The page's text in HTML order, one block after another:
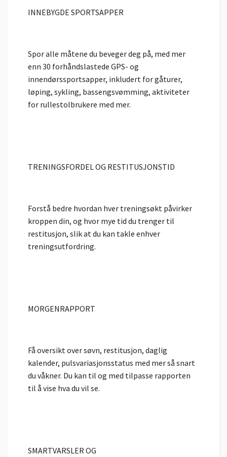
INNEBYGDE SPORTSAPPER
Spor alle måtene du beveger deg på, med mer
enn 30 forhåndslastede GPS- og
innendørssportsapper, inkludert for gåturer,
løping, sykling, bassengsvømming, aktiviteter
for rullestolbrukere med mer.
TRENINGSFORDEL OG RESTITUSJONSTID
Forstå bedre hvordan hver treningsøkt påvirker
kroppen din, og hvor mye tid du trenger til
restitusjon, slik at du kan takle enhver
treningsutfordring.
MORGENRAPPORT
Få oversikt over søvn, restitusjon, daglig
kalender, pulsvariasjonsstatus med mer så snart
du våkner. Du kan til og med tilpasse rapporten
til å vise hva du vil se.
SMARTVARSLER OG